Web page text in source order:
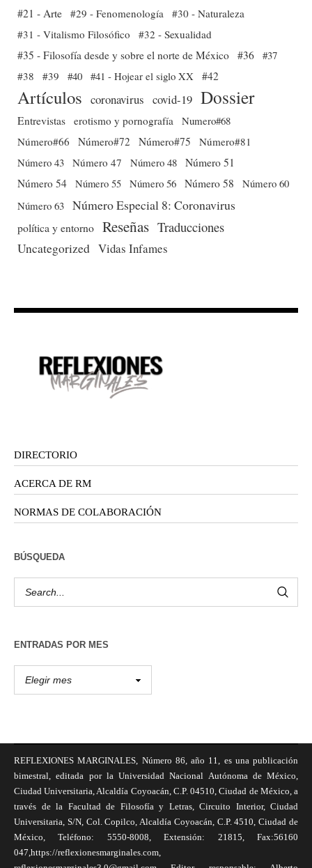
#21 - Arte #29 - Fenomenología
#30 - Naturaleza
#31 - Vitalismo Filosófico
#32 - Sexualidad
#35 - Filosofía desde y sobre el norte de México #36 #37
#38
#39 #40 #41 - Hojear el siglo XX #42
Artículos coronavirus covid-19 Dossier
Entrevistas erotismo y pornografía
Numero#68
Número#66
Número#72 Número#75
Número#81
Número 43 Número 47 Número 48 Número 51
Número 54 Número 55 Número 56 Número 58
Número 60
Número 63 Número Especial 8: Coronavirus
política y entorno Reseñas Traducciones
Uncategorized Vidas Infames
DIRECTORIO
ACERCA DE RM
NORMAS DE COLABORACIÓN
BÚSQUEDA
ENTRADAS POR MES
REFLEXIONES MARGINALES, Número 86, año 11, es una publicación
bimestral, editada por la Universidad Nacional Autónoma de México,
Ciudad Universitaria, Alcaldía Coyoacán, C.P. 04510, Ciudad de México, a
través de la Facultad de Filosofía y Letras, Circuito Interior, Ciudad
Universitaria, S/N, Col. Copilco, Alcaldía Coyoacán, C.P. 4510, Ciudad de
México, Teléfono: 5550-8008, Extensión: 21815, Fax:56160
047,https://reflexionesmarginales.com,